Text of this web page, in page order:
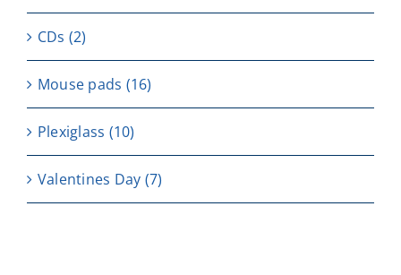
CDs (2)
Μouse pads (16)
Plexiglass (10)
Valentines Day (7)